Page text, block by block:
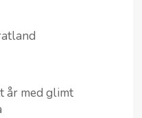
år med glimt